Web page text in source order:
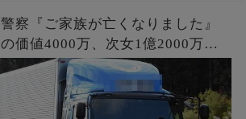
察『ご家族が亡くなりました』
価値4000万、次女1億2000万。
と引換えに大金GET。俺「会社辞